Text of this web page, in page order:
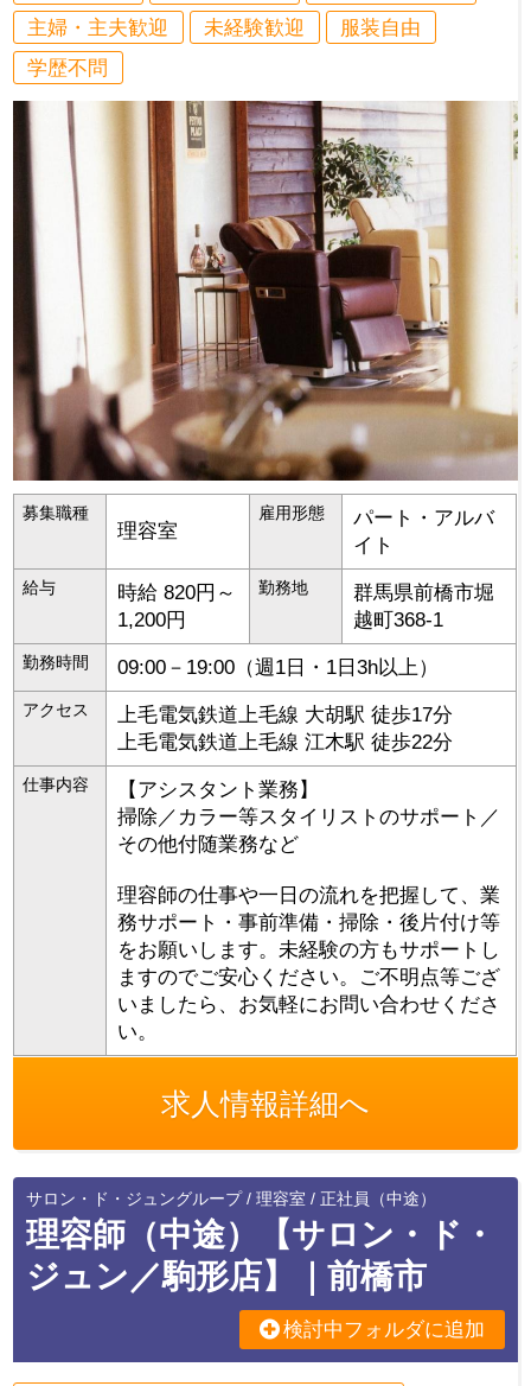
主婦・主夫歓迎 未経験歓迎
服装自由
学歴不問
募集職種
理容室
雇用形態
パート・アルバ
イト
給与
時給 820円～
1,200円
勤務地 群馬県前橋市堀
越町368-1
勤務時間 09:00－19:00（週1日・1日3h以上）
アクセス
上毛電気鉄道上毛線 大胡駅 徒歩17分
上毛電気鉄道上毛線 江木駅 徒歩22分
仕事内容
【アシスタント業務】
掃除／カラー等スタイリストのサポート／
その他付随業務など
理容師の仕事や一日の流れを把握して、業
務サポート・事前準備・掃除・後片付け等
をお願いします。未経験の方もサポートし
ますのでご安心ください。ご不明点等ござ
いましたら、お気軽にお問い合わせくださ
い。
求人情報詳細へ
サロン・ド・ジュングループ / 理容室 / 正社員（中途）
理容師（中途）【サロン・ド・
ジュン／駒形店】｜前橋市
検討中フォルダに追加